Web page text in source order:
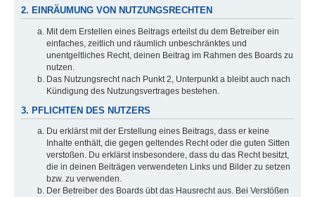
2. EINRÄUMUNG VON NUTZUNGSRECHTEN
Mit dem Erstellen eines Beitrags erteilst du dem Betreiber ein
einfaches, zeitlich und räumlich unbeschränktes und
unentgeltliches Recht, deinen Beitrag im Rahmen des Boards zu
nutzen.
Das Nutzungsrecht nach Punkt 2, Unterpunkt a bleibt auch nach
Kündigung des Nutzungsvertrages bestehen.
3. PFLICHTEN DES NUTZERS
Du erklärst mit der Erstellung eines Beitrags, dass er keine
Inhalte enthält, die gegen geltendes Recht oder die guten Sitten
verstoßen. Du erklärst insbesondere, dass du das Recht besitzt,
die in deinen Beiträgen verwendeten Links und Bilder zu setzen
bzw. zu verwenden.
Der Betreiber des Boards übt das Hausrecht aus. Bei Verstößen